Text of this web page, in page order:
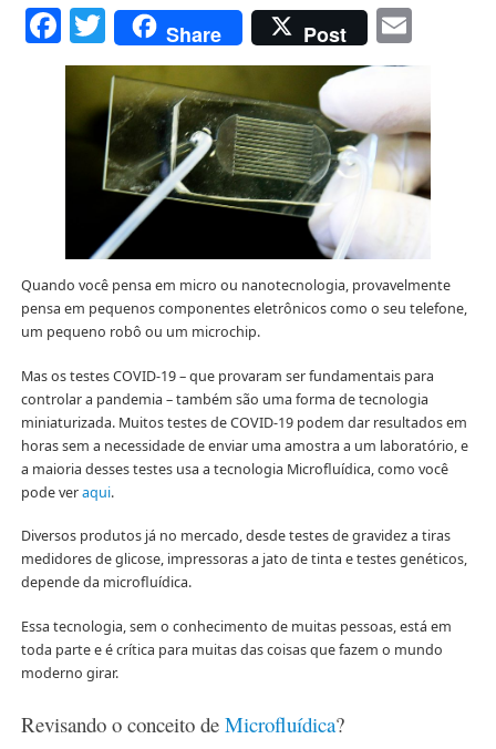
Facebook
Twitter
Share Post
Quando você pensa em micro ou nanotecnologia, provavelmente
pensa em pequenos componentes eletrônicos como o seu telefone,
um pequeno robô ou um microchip.
Mas os testes COVID-19 – que provaram ser fundamentais para
controlar a pandemia – também são uma forma de tecnologia
miniaturizada. Muitos testes de COVID-19 podem dar resultados em
horas sem a necessidade de enviar uma amostra a um laboratório, e
a maioria desses testes usa a tecnologia Microfluídica, como você
pode veraqui.
Diversos produtos já no mercado, desde testes de gravidez a tiras
medidores de glicose, impressoras a jato de tinta e testes genéticos,
depende da microfluídica.
Essa tecnologia, sem o conhecimento de muitas pessoas, está em
toda parte e é crítica para muitas das coisas que fazem o mundo
moderno girar.
Revisando o conceito de Microfluídica?